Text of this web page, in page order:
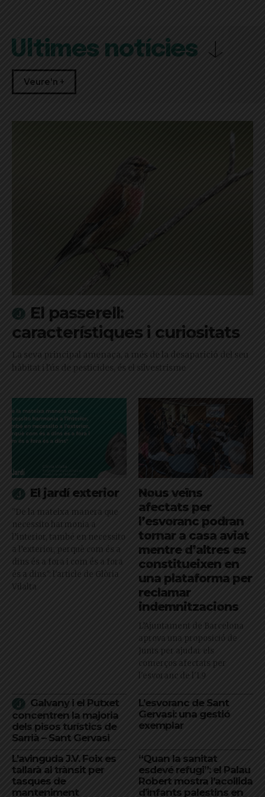
Últimes notícies
Veure'n +
El passerell:
característiques i curiositats
La seva principal amenaça, a més de la desaparició del seu
hàbitat i l'ús de pesticides, és el silvestrisme
El jardí exterior
"De la mateixa manera que
necessito harmonia a
l’interior, també en necessito
a l’exterior, perquè com és a
dins és a fora i com és a fora
és a dins": l'article de Glòria
Vilalta
Nous veïns
afectats per
l’esvoranc podran
tornar a casa aviat
mentre d’altres es
constitueixen en
una plataforma per
reclamar
indemnitzacions
L’Ajuntament de Barcelona
aprova una proposició de
Junts per ajudar els
comerços afectats per
l'esvoranc de l'L9
Galvany i el Putxet
concentren la majoria
dels pisos turístics de
Sarrià – Sant Gervasi
L’esvoranc de Sant
Gervasi: una gestió
exemplar
L’avinguda J.V. Foix es
tallarà al trànsit per
tasques de
manteniment
“Quan la sanitat
esdevé refugi”: el Palau
Robert mostra l’acollida
d’infants palestins en